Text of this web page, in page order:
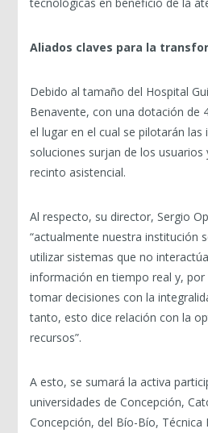
Aliados claves para la
Debido al tamaño del Hospital
Benavente, con una dotación de
el lugar en el cual se pilotarán las
soluciones surjan de los
recinto asistencial.
Al respecto, su director, Sergio
“actualmente nuestra institución
utilizar sistemas que no
información en tiempo real y,
tomar decisiones con la
tanto, esto dice relación con la
recursos”.
A esto, se sumará la activa
universidades de Concepción,
Concepción, del Bío-Bío, Técnica